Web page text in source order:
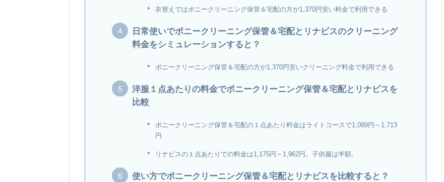
衣替えではポニークリーニング保管＆宅配の方が1,370円安い料金で利用できる
日常使いでポニークリーニング保管＆宅配とリナビスのクリーニング
料金をシミュレーションすると？
ポニークリーニング保管＆宅配の方が1,370円安いクリーニング料金で利用できる
洋服１点あたりの料金でポニークリーニング保管＆宅配とリナビスを
比較
ポニークリーニング保管＆宅配の１点あたり料金はライトコースで1,089円～1,713
円
リナビスの１点あたりでの料金は1,175円～1,962円。子供服は半額。
使い方でポニークリーニング保管＆宅配とリナビスを比較すると？